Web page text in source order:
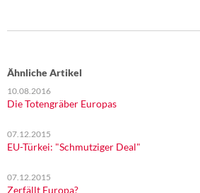
Kontakt
Ähnliche Artikel
10.08.2016
Die Totengräber Europas
07.12.2015
EU-Türkei: "Schmutziger Deal"
07.12.2015
Zerfällt Europa?